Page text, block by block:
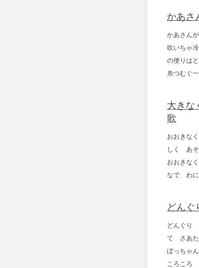
かあさ
かあさん
吹いちゃ
の便りは
糸つむぐ
大きな
歌
おおきな
しく あそ
おおきな
なで わに
どんぐ
どんぐり
て さあた
ぼっちゃ
ころころ